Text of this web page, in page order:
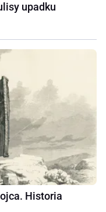
upadku
Historia